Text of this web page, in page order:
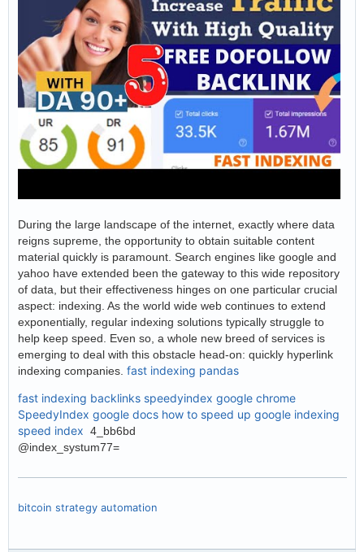
During the large landscape of the internet, exactly where data
reigns supreme, the opportunity to obtain suitable content
material quickly is paramount. Search engines like google and
yahoo have extended been the gateway to this wide repository
of data, but their effectiveness hinges on one particular crucial
aspect: indexing. As the world wide web continues to extend
exponentially, regular indexing solutions typically struggle to
help keep speed. Even so, a whole new breed of services is
emerging to deal with this obstacle head-on: quickly hyperlink
indexing companies. fast indexing pandas
fast indexing backlinks speedyindex google chrome
SpeedyIndex google docs how to speed up google indexing
speed index 4_bb6bd
@index_systum77=
bitcoin strategy automation